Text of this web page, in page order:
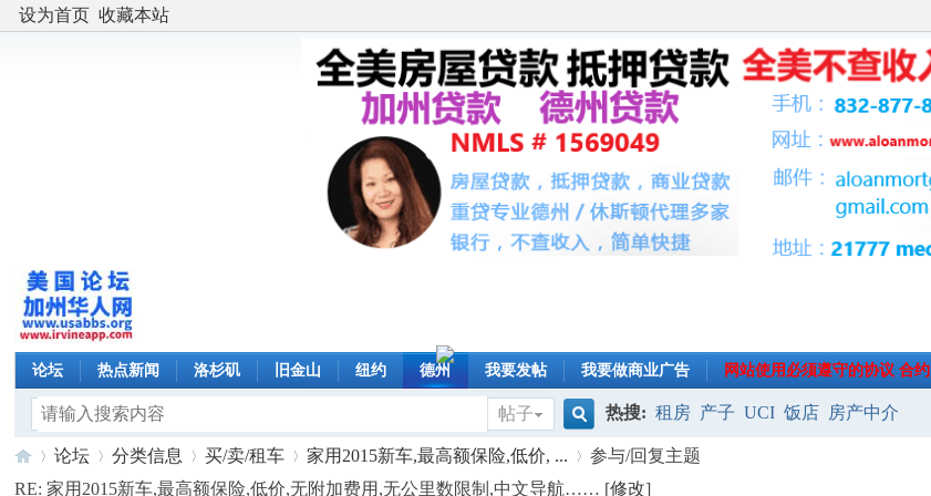
设为首页 收藏本站
论坛 热点新闻 洛杉矶 旧金山 纽约 德州 我要发帖 我要做商业广告 网站使用必须遵守的协议 合约
帖子
搜
热搜: 租房 产子 UCI 饭店 房产中介
论坛 分类信息 买/卖/租车 家用2015新车,最高额保险,低价, ...
参与/回复主题
RE: 家用2015新车,最高额保险,低价,无附加费用,无公里数限制,中文导航…… [修改]